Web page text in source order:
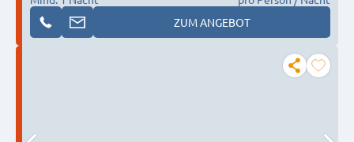
ZUM ANGEBOT